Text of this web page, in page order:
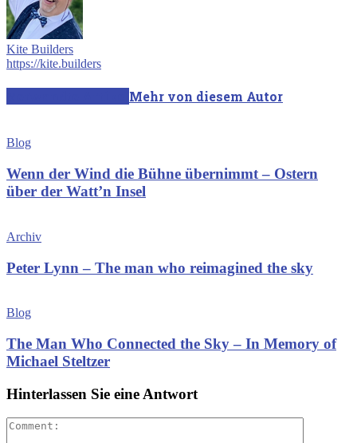
Kite Builders
https://kite.builders
Mehr von diesem Autor
Blog
Wenn der Wind die Bühne übernimmt – Ostern
über der Watt’n Insel
Archiv
Peter Lynn – The man who reimagined the sky
Blog
The Man Who Connected the Sky – In Memory of
Michael Steltzer
Hinterlassen Sie eine Antwort